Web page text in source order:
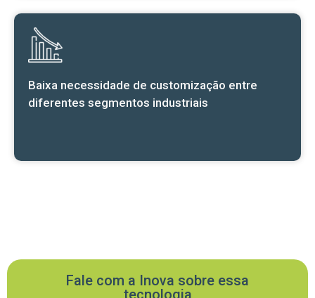
Baixa necessidade de customização entre
diferentes segmentos industriais
Fale com a Inova sobre essa